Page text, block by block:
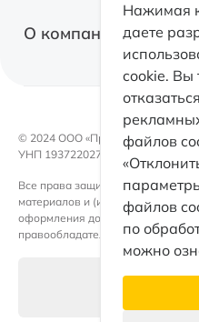
Оборудование
Коммерческая
Электромобили
Возвратный лизинг
Факторинг с правом
Факторинг без права
Факторинг для
Документы
Раскрытие информации
Кейсы факторинга
О компании
Контакты
Партнеры
ПроЛизинг. Блог
Принципы ESG
Раскрытие информации
© 2024 OOO «ПроЛизинг».
УНП 193722027
Все права защищены. Любое
материалов и (или) подборки
оформления допускается лишь с
правообладателя и только со
Настройки
Нажимая
даете
cookie. Вы
файлов
файлов
по
можно